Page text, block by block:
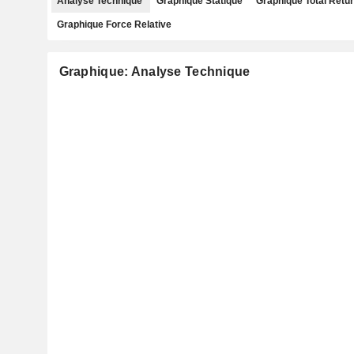
Graphique Force Relative
Graphique: Analyse Technique